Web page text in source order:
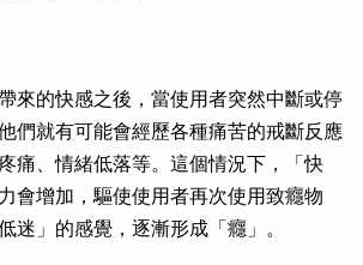
來的快感之後，當使用者突然中斷或停
們就有可能會經歷各種痛苦的戒斷反應
痛、情緒低落等。這個情況下，「快
會增加，驅使使用者再次使用致癮物
迷」的感覺，逐漸形成「癮」。